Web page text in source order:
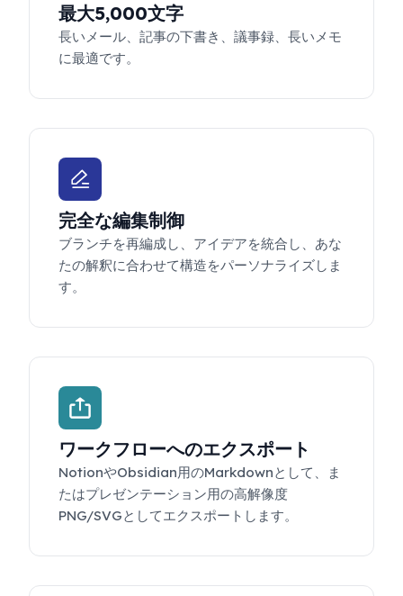
最大5,000文字
長いメール、記事の下書き、議事録、長いメモ
に最適です。
完全な編集制御
ブランチを再編成し、アイデアを統合し、あな
たの解釈に合わせて構造をパーソナライズしま
す。
ワークフローへのエクスポート
NotionやObsidian用のMarkdownとして、ま
たはプレゼンテーション用の高解像度
PNG/SVGとしてエクスポートします。